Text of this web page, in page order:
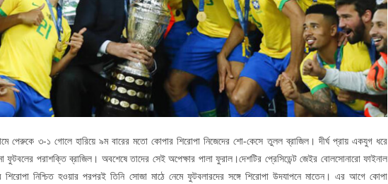
পেরুকে ৩-১ গোলে হারিয়ে ৯ম বারের মতো কোপার শিরোপা নিজেদের শো-কেসে তুলল ব্রাজিল। দীর্ঘ প্রায় একযুগ ধরে
ফুটবলের পরাশক্তি ব্রাজিল। অবশেষে তাদের সেই অপেক্ষার পালা ফুরাল।দেশটির প্রেসিডেন্ট জেইর বোলসোনারো ফাইনাল
নিশ্চিত হওয়ার পরপরই তিনি সোজা মাঠে নেমে ফুটবলারদের সঙ্গে শিরোপা উদযাপনে মাতেন। এর আগে কোপা